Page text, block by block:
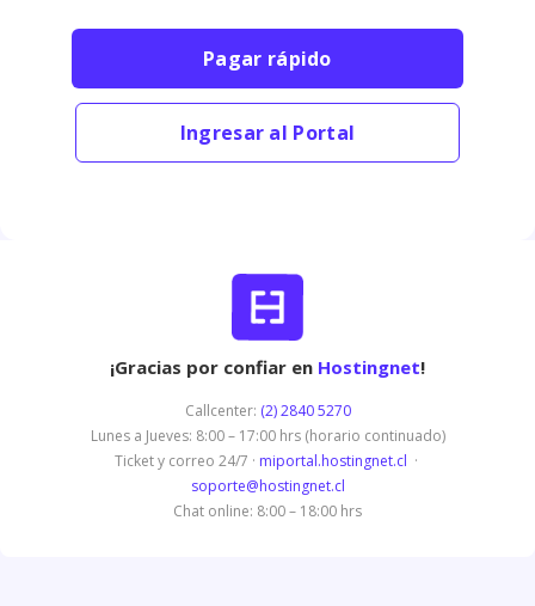
Pagar rápido
Ingresar al Portal
¡Gracias por confiar en Hostingnet!
Callcenter: (2) 2840 5270
Lunes a Jueves: 8:00 – 17:00 hrs (horario continuado)
Ticket y correo 24/7 · miportal.hostingnet.cl ·
soporte@hostingnet.cl
Chat online: 8:00 – 18:00 hrs